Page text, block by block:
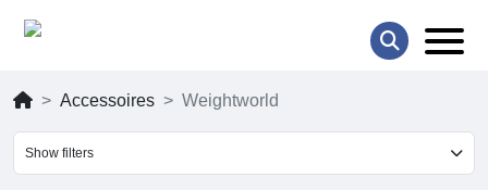
Accessoires Weightworld
Show filters